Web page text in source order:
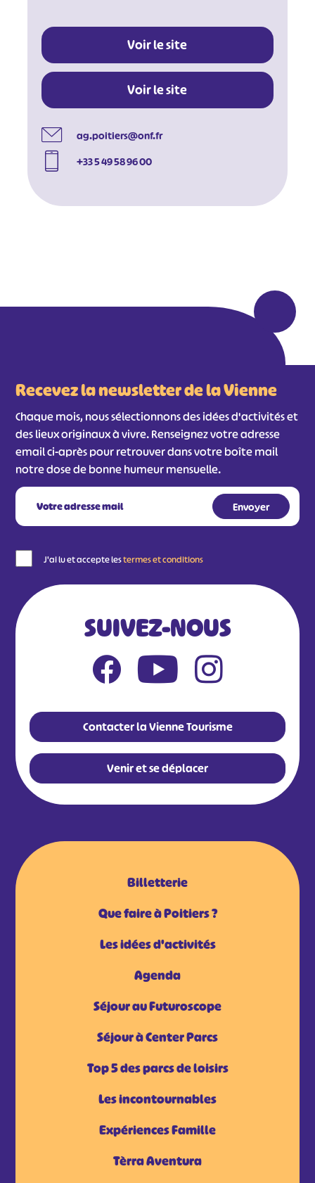
Voir le site
Voir le site
ag.poitiers@onf.fr
+33 5 49 58 96 00
Recevez la newsletter de la Vienne
Chaque mois, nous sélectionnons des idées d'activités et
des lieux originaux à vivre. Renseignez votre adresse
email ci-après pour retrouver dans votre boîte mail
notre dose de bonne humeur mensuelle.
J'ai lu et accepte lestermes et conditions
SUIVEZ-NOUS
Contacter la Vienne Tourisme
Venir et se déplacer
Billetterie
Que faire à Poitiers ?
Les idées d'activités
Agenda
Séjour au Futuroscope
Séjour à Center Parcs
Top 5 des parcs de loisirs
Les incontournables
Expériences Famille
Tèrra Aventura
#